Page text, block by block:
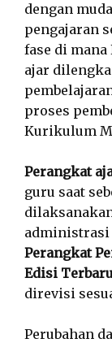
dengan
pengajaran
fase di
ajar
proses
Kurikulum
Perangkat
guru saat
administrasi
Perangkat
Edisi
direvisi
Perubahan